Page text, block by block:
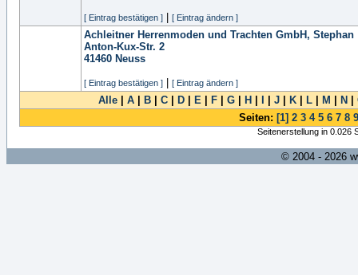
[ Eintrag bestätigen ] [ Eintrag ändern ]
Achleitner Herrenmoden und Trachten GmbH, Stephan
Anton-Kux-Str. 2
41460 Neuss
[ Eintrag bestätigen ] [ Eintrag ändern ]
Alle A B C D E F G H J K L M N
Seiten: [1] 2 3 4 5 6 7 8 9
Seitenerstellung in 0.026
© 2004 - 2026